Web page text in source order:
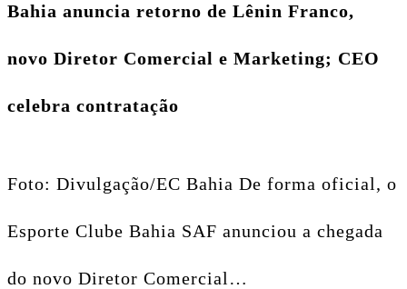
Bahia anuncia retorno de Lênin Franco,
novo Diretor Comercial e Marketing; CEO
celebra contratação
Foto: Divulgação/EC Bahia De forma oficial, o
Esporte Clube Bahia SAF anunciou a chegada
do novo Diretor Comercial…